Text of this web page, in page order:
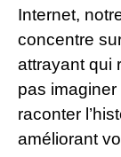
Internet,
concentre
attrayant qui
pas
raconter
améliorant